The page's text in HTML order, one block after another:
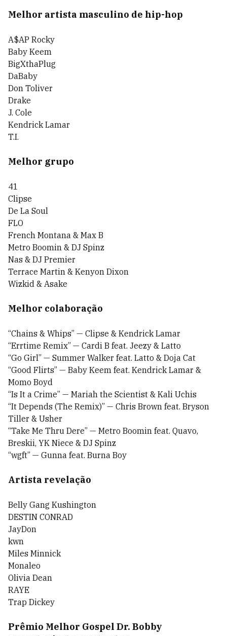
Melhor artista masculino de hip-hop
A$AP Rocky
Baby Keem
BigXthaPlug
DaBaby
Don Toliver
Drake
J. Cole
Kendrick Lamar
T.I.
Melhor grupo
41
Clipse
De La Soul
FLO
French Montana & Max B
Metro Boomin & DJ Spinz
Nas & DJ Premier
Terrace Martin & Kenyon Dixon
Wizkid & Asake
Melhor colaboração
“Chains & Whips” — Clipse & Kendrick Lamar
“Errtime Remix” — Cardi B feat. Jeezy & Latto
“Go Girl” — Summer Walker feat. Latto & Doja Cat
“Good Flirts” — Baby Keem feat. Kendrick Lamar &
Momo Boyd
“Is It a Crime” — Mariah the Scientist & Kali Uchis
“It Depends (The Remix)” — Chris Brown feat. Bryson
Tiller & Usher
“Take Me Thru Dere” — Metro Boomin feat. Quavo,
Breskii, YK Niece & DJ Spinz
“wgft” — Gunna feat. Burna Boy
Artista revelação
Belly Gang Kushington
DESTIN CONRAD
JayDon
kwn
Miles Minnick
Monaleo
Olivia Dean
RAYE
Trap Dickey
Prêmio Melhor Gospel Dr. Bobby